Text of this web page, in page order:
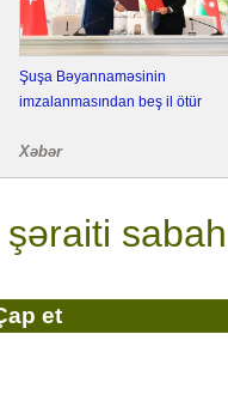
Şuşa Bəyannaməsinin
imzalanmasından beş il ötür
Xəbər
et